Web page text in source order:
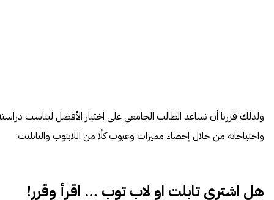
ولذلك قررنا أن نساعد الطالب الجامعي على اختيار الأفضل ليناسب
واحتياجاته من خلال إحصاء مميزات وعيوب كلًا من اللابتوب والتابليت:
هل اشتري تابلت او لاب توب … اقرأ وقرر!